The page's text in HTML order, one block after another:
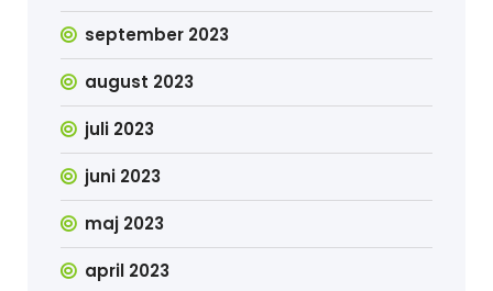
september 2023
august 2023
juli 2023
juni 2023
maj 2023
april 2023